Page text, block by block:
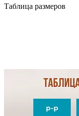
Таблица размеров